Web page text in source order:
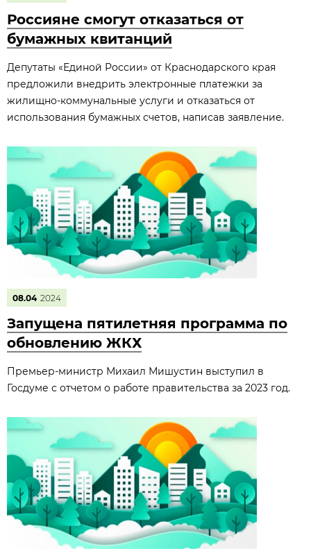
Россияне смогут отказаться от
бумажных квитанций
Депутаты «Единой России» от Краснодарского края
предложили внедрить электронные платежки за
жилищно-коммунальные услуги и отказаться от
использования бумажных счетов, написав заявление.
08.04 2024
Запущена пятилетняя программа по
обновлению ЖКХ
Премьер-министр Михаил Мишустин выступил в
Госдуме с отчетом о работе правительства за 2023 год.